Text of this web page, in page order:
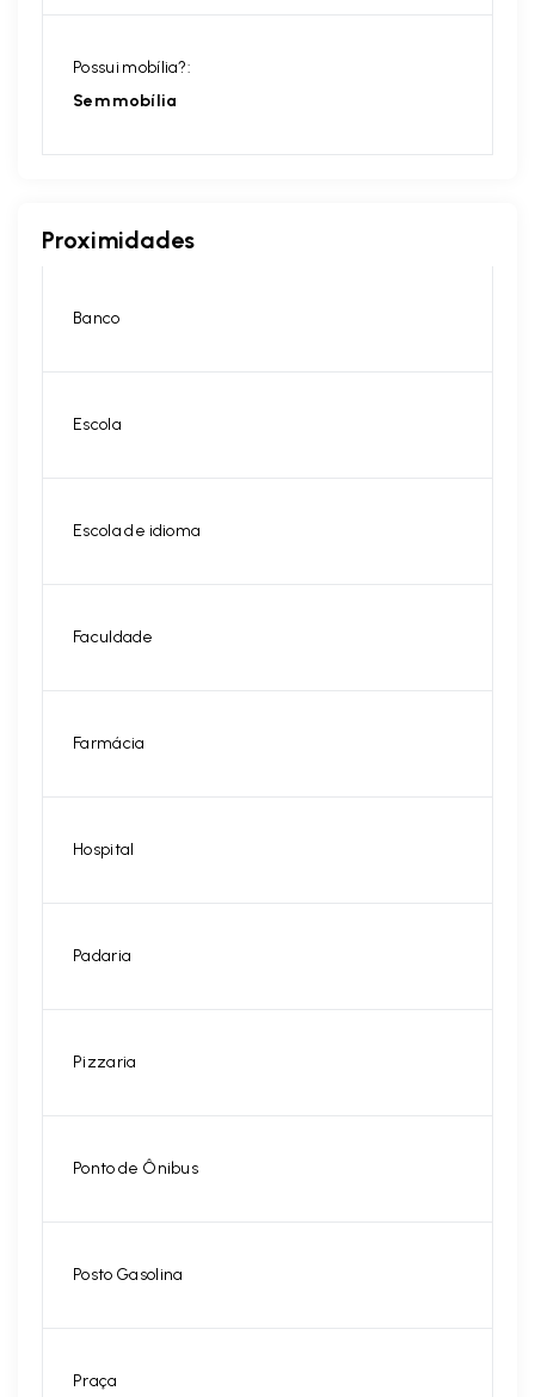
Possui mobília?:
Sem mobília
Proximidades
Banco
Escola
Escola de idioma
Faculdade
Farmácia
Hospital
Padaria
Pizzaria
Ponto de Ônibus
Posto Gasolina
Praça